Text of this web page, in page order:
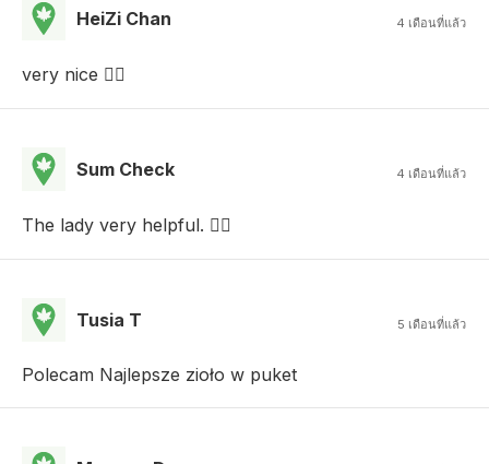
HeiZi Chan 4 เดือนที่แล้ว
very nice 👍🏻
Sum Check 4 เดือนที่แล้ว
The lady very helpful. 👍🏻
Tusia T 5 เดือนที่แล้ว
Polecam Najlepsze zioło w puket